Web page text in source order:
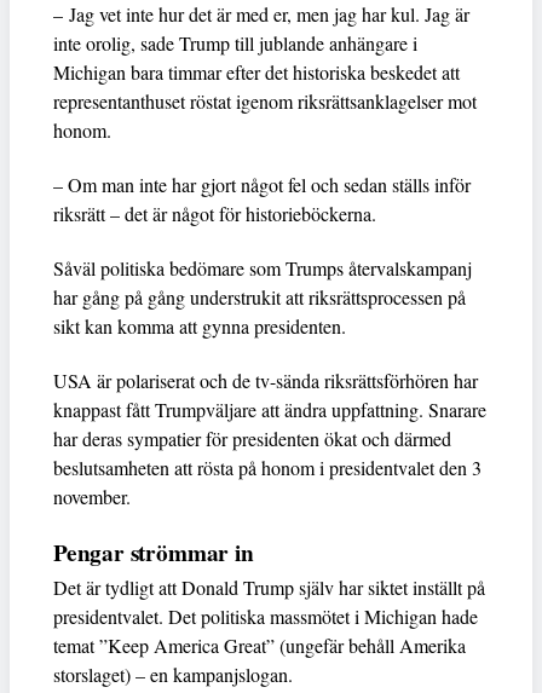
– Jag vet inte hur det är med er, men jag har kul. Jag är
inte orolig, sade Trump till jublande anhängare i
Michigan bara timmar efter det historiska beskedet att
representanthuset röstat igenom riksrättsanklagelser mot
honom.
– Om man inte har gjort något fel och sedan ställs inför
riksrätt – det är något för historieböckerna.
Såväl politiska bedömare som Trumps återvalskampanj
har gång på gång understrukit att riksrättsprocessen på
sikt kan komma att gynna presidenten.
USA är polariserat och de tv-sända riksrättsförhören har
knappast fått Trumpväljare att ändra uppfattning. Snarare
har deras sympatier för presidenten ökat och därmed
beslutsamheten att rösta på honom i presidentvalet den 3
november.
Pengar strömmar in
Det är tydligt att Donald Trump själv har siktet inställt på
presidentvalet. Det politiska massmötet i Michigan hade
temat ”Keep America Great” (ungefär behåll Amerika
storslaget) – en kampanjslogan.